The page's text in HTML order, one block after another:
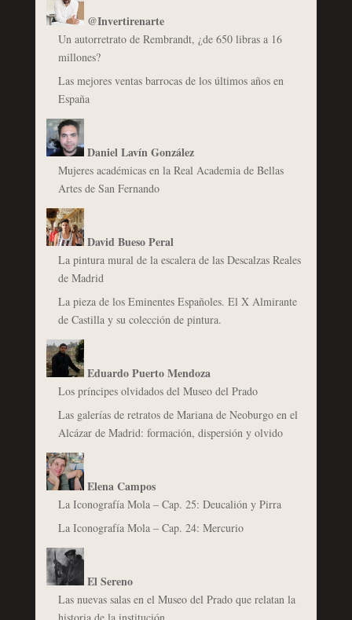
@Invertirenarte
Un autorretrato de Rembrandt, ¿de 650 libras a 16
millones?
Las mejores ventas barrocas de los últimos años en
España
Daniel Lavín González
Mujeres académicas en la Real Academia de Bellas
Artes de San Fernando
David Bueso Peral
La pintura mural de la escalera de las Descalzas Reales
de Madrid
La pieza de los Eminentes Españoles. El X Almirante
de Castilla y su colección de pintura.
Eduardo Puerto Mendoza
Los príncipes olvidados del Museo del Prado
Las galerías de retratos de Mariana de Neoburgo en el
Alcázar de Madrid: formación, dispersión y olvido
Elena Campos
La Iconografía Mola – Cap. 25: Deucalión y Pirra
La Iconografía Mola – Cap. 24: Mercurio
El Sereno
Las nuevas salas en el Museo del Prado que relatan la